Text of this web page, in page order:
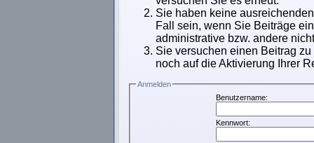
Sie haben keine
Fall sein, wenn Sie Beiträge
administrative bzw. andere
Sie versuchen einen Beitrag
noch auf die Aktivierung Ihrer
Anmelden
Benutzername:
Kennwort: